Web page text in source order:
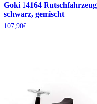
Goki 14164 Rutschfahrzeug
schwarz, gemischt
107,90€